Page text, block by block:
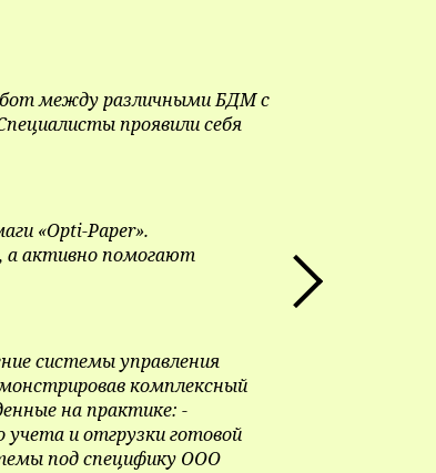
между различными БДМ с
проявили себя
«Opti-Paper».
а активно помогают
системы управления
комплексный
на практике: -
учета и отгрузки готовой
под специфику ООО